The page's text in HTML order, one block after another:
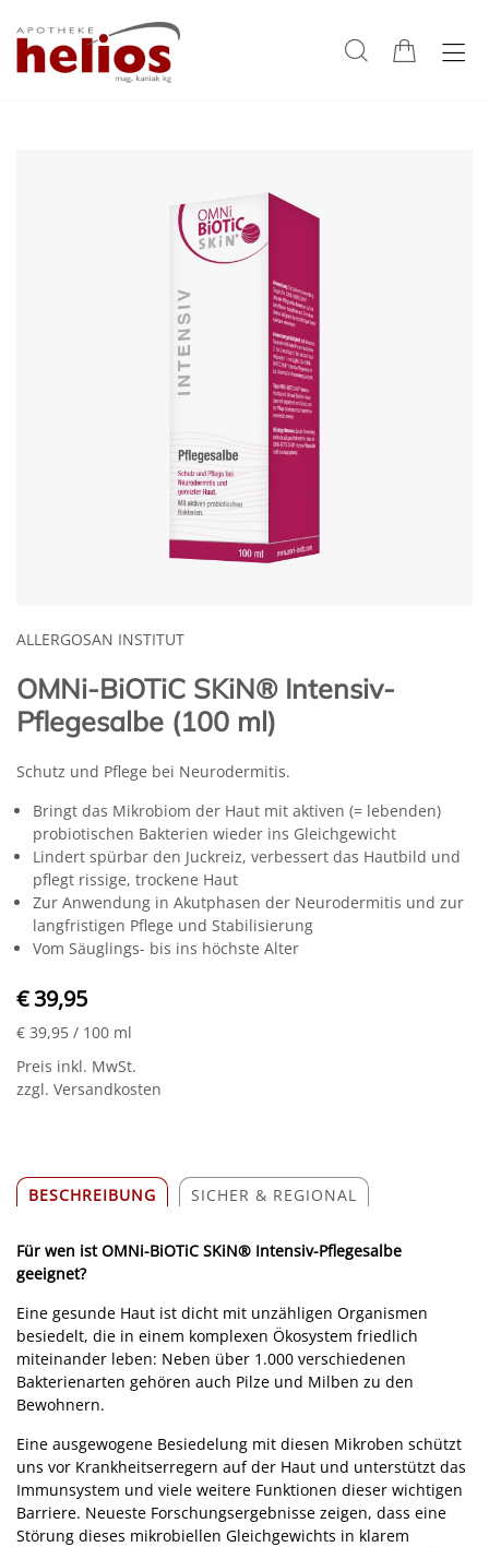
ALLERGOSAN INSTITUT
OMNi-BiOTiC SKiN® Intensiv-
Pflegesalbe (100 ml)
Schutz und Pflege bei Neurodermitis.
Bringt das Mikrobiom der Haut mit aktiven (= lebenden)
probiotischen Bakterien wieder ins Gleichgewicht
Lindert spürbar den Juckreiz, verbessert das Hautbild und
pflegt rissige, trockene Haut
Zur Anwendung in Akutphasen der Neurodermitis und zur
langfristigen Pflege und Stabilisierung
Vom Säuglings- bis ins höchste Alter
€ 39,95
€ 39,95 / 100 ml
Preis inkl. MwSt.
zzgl. Versandkosten
BESCHREIBUNG SICHER & REGIONAL
Für wen ist OMNi-BiOTiC SKiN® Intensiv-Pflegesalbe
geeignet?
Eine gesunde Haut ist dicht mit unzähligen Organismen
besiedelt, die in einem komplexen Ökosystem friedlich
miteinander leben: Neben über 1.000 verschiedenen
Bakterienarten gehören auch Pilze und Milben zu den
Bewohnern.
Eine ausgewogene Besiedelung mit diesen Mikroben schützt
uns vor Krankheitserregern auf der Haut und unterstützt das
Immunsystem und viele weitere Funktionen dieser wichtigen
Barriere. Neueste Forschungsergebnisse zeigen, dass eine
Störung dieses mikrobiellen Gleichgewichts in klarem